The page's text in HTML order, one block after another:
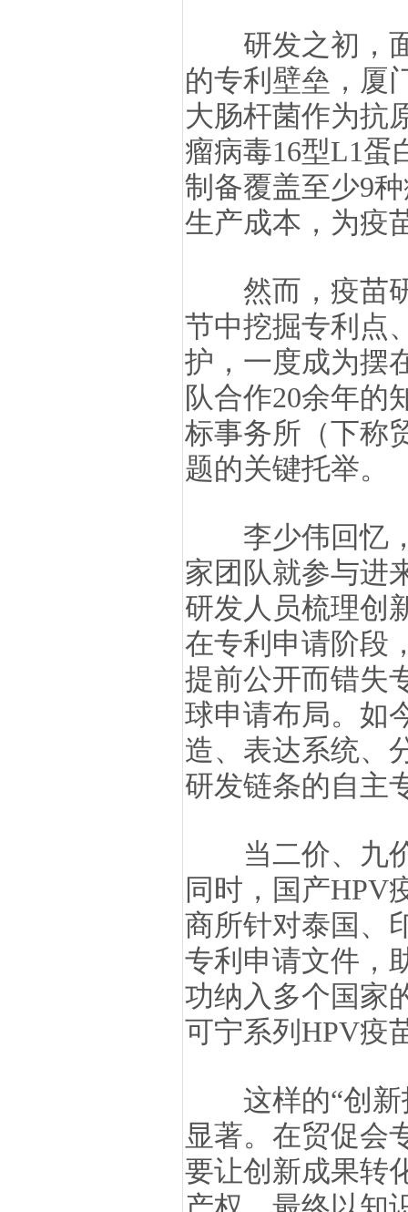
研发之初，面
的专利壁垒，厦
大肠杆菌作为抗
瘤病毒16型L1
制备覆盖至少9
生产成本，为疫
然而，疫苗研
节中挖掘专利点
护，一度成为摆
队合作20余年的
标事务所（下称
题的关键托举。
李少伟回忆，
家团队就参与进
研发人员梳理创
在专利申请阶段
提前公开而错失
球申请布局。如
造、表达系统、
研发链条的自主
当二价、九价
同时，国产HPV
商所针对泰国、
专利申请文件，
功纳入多个国家
可宁系列HPV疫
这样的“创新
显著。在贸促会
要让创新成果转